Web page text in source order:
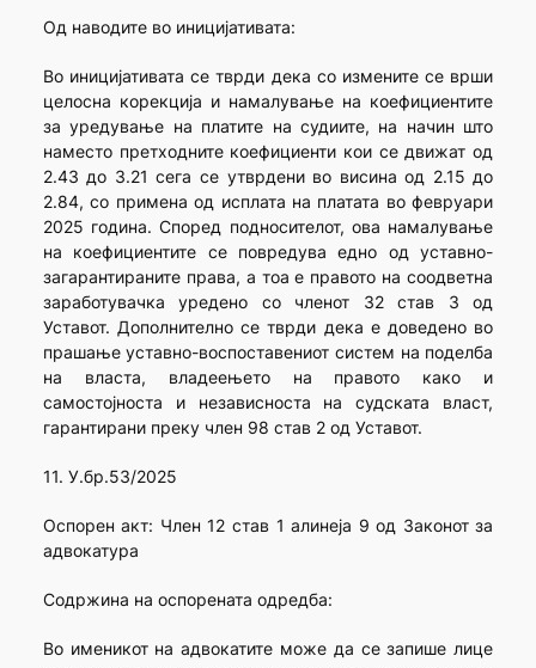
Од наводите во иницијативата:
Во иницијативата се тврди дека со измените се врши
целосна корекција и намалување на коефициентите
за уредување на платите на судиите, на начин што
наместо претходните коефициенти кои се движат од
2.43 до 3.21 сега се утврдени во висина од 2.15 до
2.84, со примена од исплата на платата во февруари
2025 година. Според подносителот, ова намалување
на коефициентите се повредува едно од уставно-
загарантираните права, а тоа е правото на соодветна
заработувачка уредено со членот 32 став 3 од
Уставот. Дополнително се тврди дека е доведено во
прашање уставно-воспоставениот систем на поделба
на власта, владеењето на правото како и
самостојноста и независноста на судската власт,
гарантирани преку член 98 став 2 од Уставот.
11. У.бр.53/2025
Оспорен акт: Член 12 став 1 алинеја 9 од Законот за
адвокатура
Содржина на оспорената одредба:
Во именикот на адвокатите може да се запише лице